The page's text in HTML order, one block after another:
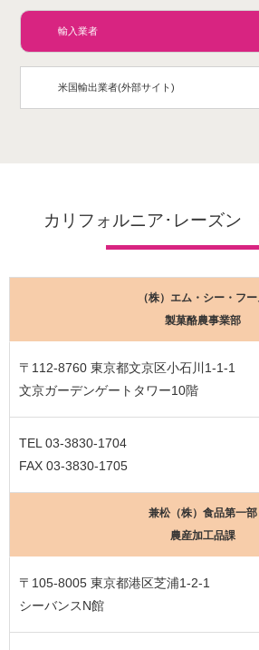
輸入業者
米国輸出業者(外部サイト)
カリフォルニア･レーズン
（株）エム・シー・フ
製菓酪農事業部
〒112-8760 東京都文京区小石川1-1-1
文京ガーデンゲートタワー10階
TEL 03-3830-1704
FAX 03-3830-1705
兼松（株）食品第一部
農産加工品課
〒105-8005 東京都港区芝浦1-2-1
シーバンスN館